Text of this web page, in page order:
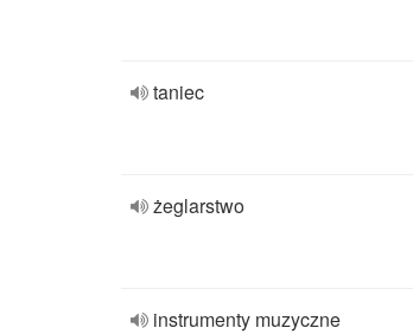
taniec
żeglarstwo
instrumenty muzyczne